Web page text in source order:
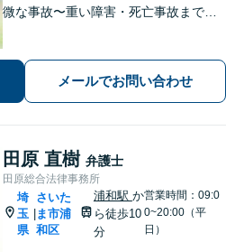
微な事故〜重い障害・死亡事故まで、
解決まで全て弁護士が対応し、負担を
軽減します【北浦和駅7分】
メールでお問い合わせ
田原 直樹 弁護士
田原総合法律事務所
埼
玉
県
さいた
ま市浦
和区
浦和駅 か
ら徒歩10
分
営業時間：09:0
0~20:00（平
日）